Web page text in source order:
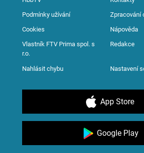
Podmínky užívání Zpracování
Cookies Nápověda
Vlastník FTV Prima spol. s
r.o.
Redakce
Nahlásit chybu Nastavení
App Store
Google Play